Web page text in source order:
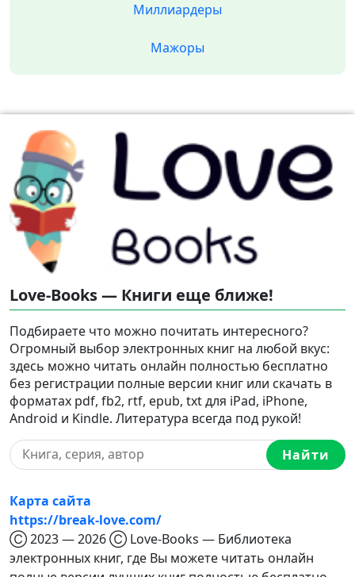
Миллиардеры
Мажоры
Love-Books — Книги еще ближе!
Подбираете что можно почитать интересного?
Огромный выбор электронных книг на любой вкус:
здесь можно читать онлайн полностью бесплатно
без регистрации полные версии книг или скачать в
форматах pdf, fb2, rtf, epub, txt для iPad, iPhone,
Android и Kindle. Литература всегда под рукой!
Найти
Карта сайта
https://break-love.com/
Ⓒ 2023 — 2026 Ⓒ Love-Books — Библиотека
электронных книг, где Вы можете читать онлайн